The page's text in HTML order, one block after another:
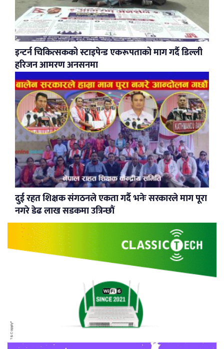
इन्टर्न चिकित्सकको स्टाइपेन्ड एकरूपताको माग गर्दै डिल्ली
हरिजन आमरण अनसनमा
दुई रहत शिक्षक संगठनले एकता गर्दै भनेः सरकारले माग पूरा
नगरे डेढ लाख सडकमा उत्रिन्छौं